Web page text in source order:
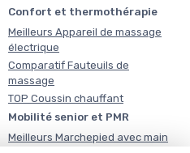
Confort et thermothérapie
Meilleurs Appareil de massage
électrique
Comparatif Fauteuils de
massage
TOP Coussin chauffant
Mobilité senior et PMR
Meilleurs Marchepied avec main